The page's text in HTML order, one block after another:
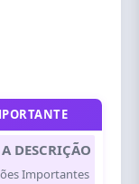
DESCRIÇÃO
Importantes